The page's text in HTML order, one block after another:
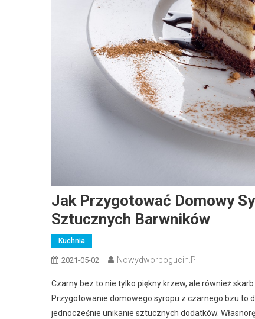
Jak Przygotować Domowy
Sztucznych Barwników
Kuchnia
2021-05-02 Nowydworbogucin.pl
Czarny bez to nie tylko piękny krzew, ale również
Przygotowanie domowego syropu z czarnego bzu to
jednocześnie unikanie sztucznych dodatków.